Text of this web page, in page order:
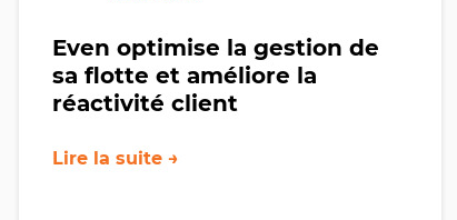
Even optimise la gestion de
sa flotte et améliore la
réactivité client
Lire la suite →